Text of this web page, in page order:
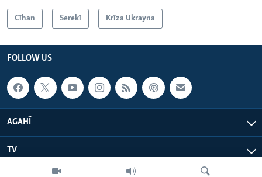
Cîhan Serekî Krîza Ukrayna
FOLLOW US
AGAHÎ
TV